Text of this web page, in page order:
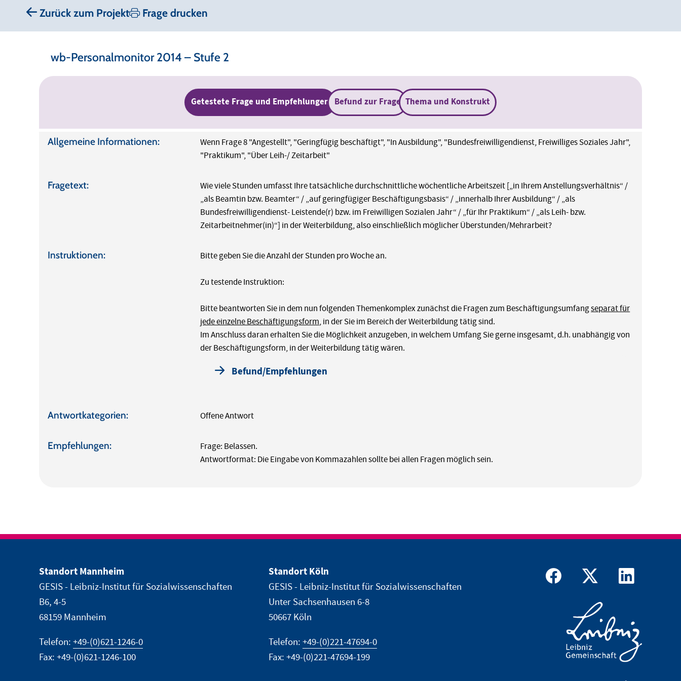
Zurück zum Projekt Frage drucken
wb-Personalmonitor 2014 – Stufe 2
Getestete Frage und Empfehlungen Befund zur Frage Thema und Konstrukt
Allgemeine Informationen:
Wenn Frage 8 "Angestellt", "Geringfügig beschäftigt", "In Ausbildung", "Bundesfreiwilligendienst, Freiwilliges Soziales Jahr",
"Praktikum", "Über Leih-/ Zeitarbeit"
Fragetext:
Wie viele Stunden umfasst Ihre tatsächliche durchschnittliche wöchentliche Arbeitszeit [„in Ihrem Anstellungsverhältnis“ /
„als Beamtin bzw. Beamter“ / „auf geringfügiger Beschäftigungsbasis“ / „innerhalb Ihrer Ausbildung“ / „als
Bundesfreiwilligendienst- Leistende(r) bzw. im Freiwilligen Sozialen Jahr“ / „für Ihr Praktikum“ / „als Leih- bzw.
Zeitarbeitnehmer(in)“] in der Weiterbildung, also einschließlich möglicher Überstunden/Mehrarbeit?
Instruktionen: Bitte geben Sie die Anzahl der Stunden pro Woche an.
Zu testende Instruktion:
Bitte beantworten Sie in dem nun folgenden Themenkomplex zunächst die Fragen zum Beschäftigungsumfangseparat für
jede einzelne Beschäftigungsform, in der Sie im Bereich der Weiterbildung tätig sind.
Im Anschluss daran erhalten Sie die Möglichkeit anzugeben, in welchem Umfang Sie gerne insgesamt, d.h. unabhängig von
der Beschäftigungsform, in der Weiterbildung tätig wären.
Befund/Empfehlungen
Antwortkategorien: Offene Antwort
Empfehlungen:
Frage: Belassen.
Antwortformat: Die Eingabe von Kommazahlen sollte bei allen Fragen möglich sein.
Standort Mannheim
GESIS - Leibniz-Institut für Sozialwissenschaften
B6, 4-5
68159 Mannheim
Telefon: +49-(0)621-1246-0
Fax: +49-(0)621-1246-100
Standort Köln
GESIS - Leibniz-Institut für Sozialwissenschaften
Unter Sachsenhausen 6-8
50667 Köln
Telefon: +49-(0)221-47694-0
Fax: +49-(0)221-47694-199